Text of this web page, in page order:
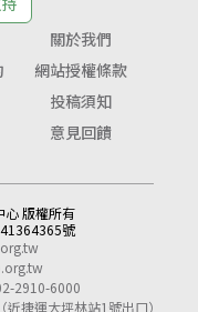
關於我們
網站授權條款
投稿須知
意見回饋
版權所有
號
2910-6000
捷運大坪林站1號出口）